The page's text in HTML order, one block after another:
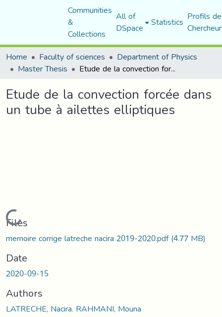
Communities
&
Collections
All of
DSpace Statistics Profils
Home
Faculty of sciences Department of Physics
Master Thesis Etude de la convection forcée dans un tube à ailettes elliptiques
Etude de la convection forcée dans
un tube à ailettes elliptiques
Loading...
Files
memoire corrige latreche nacira 2019-2020.pdf(4.77 MB)
Date
2020-09-15
Authors
LATRECHE, Nacira. RAHMANI, Mouna